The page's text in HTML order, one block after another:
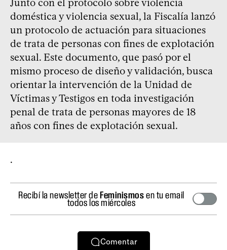
doméstica y violencia sexual, la Fiscalía lanzó
un protocolo de actuación para situaciones
de trata de personas con fines de explotación
sexual. Este documento, que pasó por el
mismo proceso de diseño y validación, busca
orientar la intervención de la Unidad de
Víctimas y Testigos en toda investigación
penal de trata de personas mayores de 18
años con fines de explotación sexual.
.
Recibí la newsletter deFeminismosen tu email
todos los miércoles
Comentar